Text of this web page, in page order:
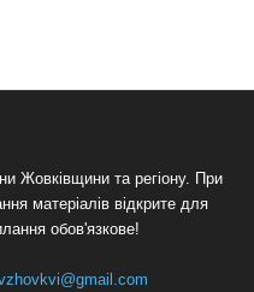
Жовківщини та регіону. При
матеріалів відкрите для
обов'язкове!